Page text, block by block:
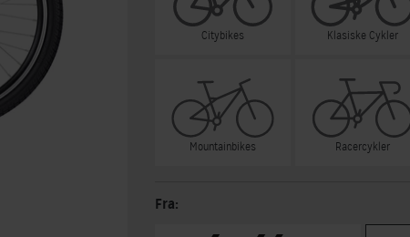
Citybikes Klasiske Cykler
Mountainbikes Racercykler
Fra: